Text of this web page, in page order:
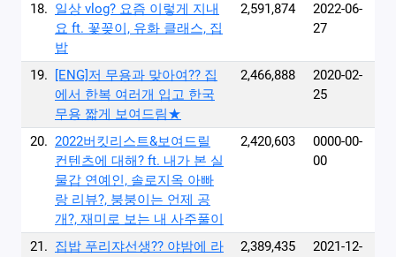
18. 일상 vlog? 요즘 이렇게 지내
요 ft. 꽃꽂이, 유화 클래스, 집
밥
2,591,874
2022-06-
27
19.
[ENG]저 무용과 맞아여?? 집
에서 한복 여러개 입고 한국
무용 짧게 보여드림★
2,466,888
2020-02-
25
20. 2022버킷리스트&보여드릴
컨텐츠에 대해? ft. 내가 본 실
물갑 연예인, 솔로지옥 아빠
랑 리뷰?, 붕붕이는 언제 공
개?, 재미로 보는 내 사주풀이
2,420,603
0000-00-
00
21. 집밥 푸리쟈선생?‍? 야밤에 라
2,389,435
2021-12-